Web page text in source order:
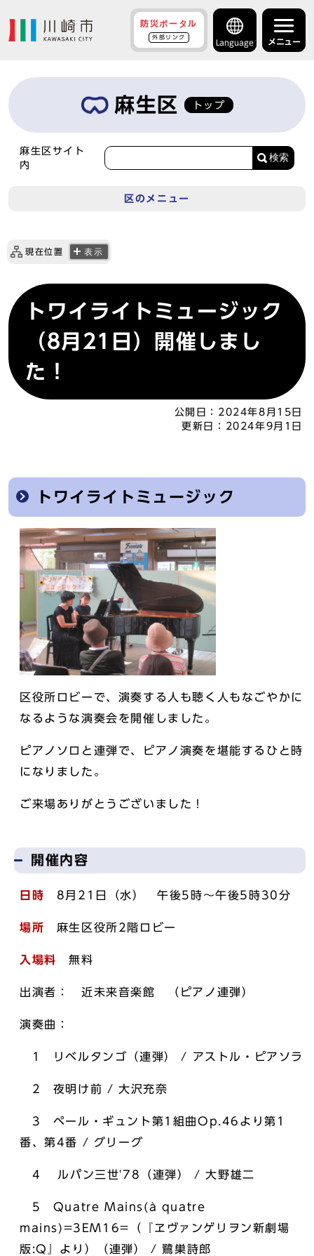
防災ポータル
外部リンク
Language メニュー
麻生区 トップ
麻生区サイト
内
検索
区のメニュー
現在位置 表示
トワイライトミュージック
（8月21日）開催しまし
た！
公開日： 2024年8月15日
更新日：
2024年9月1日
トワイライトミュージック
区役所ロビーで、演奏する人も聴く人もなごやかに
なるような演奏会を開催しました。
ピアノソロと連弾で、ピアノ演奏を堪能するひと時
になりました。
ご来場ありがとうございました！
開催内容
日時 8月21日（水） 午後5時～午後5時30分
場所 麻生区役所2階ロビー
入場料 無料
出演者： 近未来音楽館 （ピアノ連弾）
演奏曲：
1 リベルタンゴ（連弾） / アストル・ピアソラ
2 夜明け前 / 大沢充奈
3 ペール・ギュント第1組曲Op.46より第1
番、第4番 / グリーグ
4 ルパン三世'78（連弾） / 大野雄二
5 Quatre Mains(à quatre
mains)=3EM16=（『ヱヴァンゲリヲン新劇場
版:Q』より）（連弾） / 鷺巣詩郎